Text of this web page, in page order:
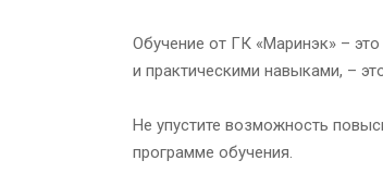
Обучение от ГК «Маринэк» –
и практическими навыками, –
Не упустите возможность
программе обучения.